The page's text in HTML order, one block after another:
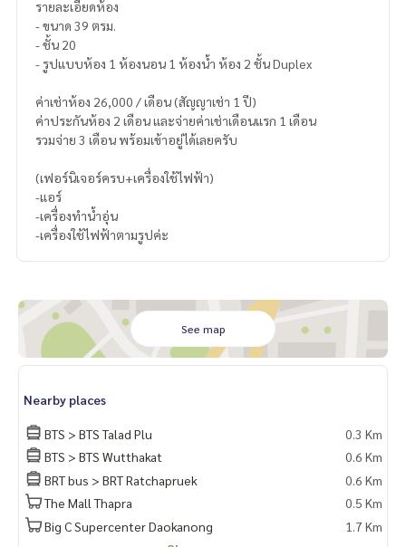
รายละเอียดห้อง
- ขนาด 39 ตรม.
- ชั้น 20
- รูปแบบห้อง 1 ห้องนอน 1 ห้องน้ำ ห้อง 2 ชั้น Duplex
ค่าเช่าห้อง 26,000 / เดือน (สัญญาเช่า 1 ปี)
ค่าประกันห้อง 2 เดือน และจ่ายค่าเช่าเดือนแรก 1 เดือน
รวมจ่าย 3 เดือน พร้อมเข้าอยู่ได้เลยครับ
(เฟอร์นิเจอร์ครบ+เครื่องใช้ไฟฟ้า)
-แอร์
-เครื่องทำน้ำอุ่น
-เครื่องใช้ไฟฟ้าตามรูปค่ะ
See map
Nearby places
BTS > BTS Talad Plu
0.3 Km
BTS > BTS Wutthakat
0.6 Km
BRT bus > BRT Ratchapruek
0.6 Km
The Mall Thapra
0.5 Km
Big C Supercenter Daokanong
1.7 Km